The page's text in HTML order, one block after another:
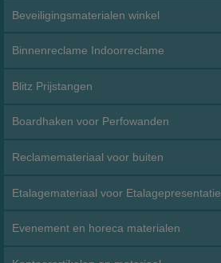
Beveiligingsmaterialen winkel
Binnenreclame Indoorreclame
Blitz Prijstangen
Boardhaken voor Perfowanden
Reclamemateriaal voor buiten
Etalagemateriaal voor Etalagepresentatie
Evenement en horeca materialen